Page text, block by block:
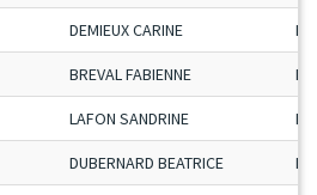
DEMIEUX CARINE
BREVAL FABIENNE
LAFON SANDRINE
DUBERNARD BEATRICE